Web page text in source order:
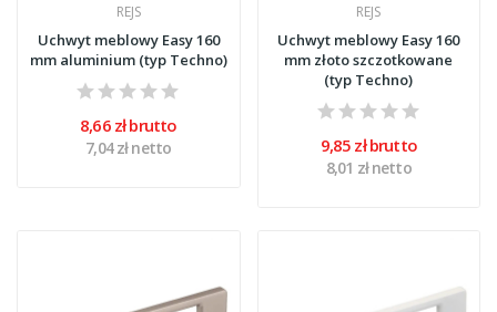
REJS
Uchwyt meblowy Easy 160
mm aluminium (typ Techno)
8,66 zł brutto
7,04 zł netto
REJS
Uchwyt meblowy Easy 160
mm złoto szczotkowane
(typ Techno)
9,85 zł brutto
8,01 zł netto